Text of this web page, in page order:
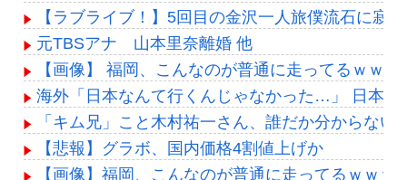
【ラブライブ！】5回目の金沢一人旅僕流石に寂
元TBSアナ 山本里奈離婚 他
【画像】 福岡、こんなのが普通に走ってるｗｗ
海外「日本なんて行くんじゃなかった…」 日本
「キム兄」こと木村祐一さん、誰だか分からな
【悲報】グラボ、国内価格4割値上げか
【画像】福岡、こんなのが普通に走ってるｗｗ